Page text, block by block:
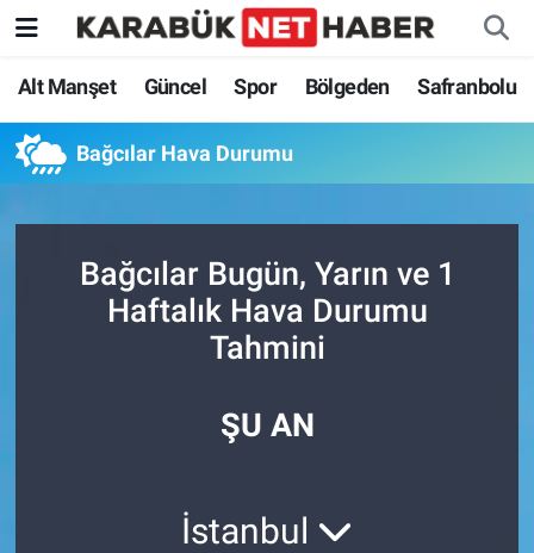
Alt Manşet Güncel Spor Bölgeden Safranbolu
Bağcılar Hava Durumu
Bağcılar Bugün, Yarın ve 1
Haftalık Hava Durumu
Tahmini
ŞU AN
İstanbul